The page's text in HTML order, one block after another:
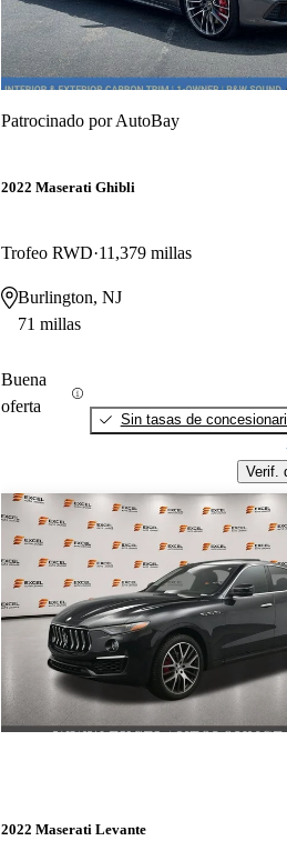
Patrocinado porAutoBay
2022 Maserati Ghibli
Trofeo RWD 11,379 millas
Burlington, NJ
71 millas
Buena
oferta
Sin tasas de
Verif.
2022 Maserati Levante